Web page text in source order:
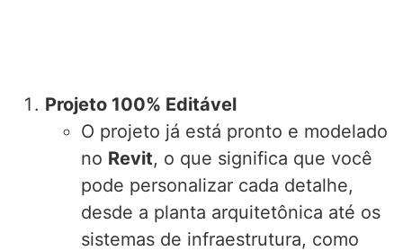
Projeto 100% Editável
O projeto já está pronto e modelado
no Revit, o que significa que você
pode personalizar cada detalhe,
desde a planta arquitetônica até os
sistemas de infraestrutura, como